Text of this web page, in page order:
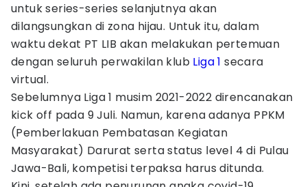
untuk series-series selanjutnya akan
dilangsungkan di zona hijau. Untuk itu, dalam
waktu dekat PT LIB akan melakukan pertemuan
dengan seluruh perwakilan klub Liga 1 secara
virtual.
Sebelumnya Liga 1 musim 2021-2022 direncanakan
kick off pada 9 Juli. Namun, karena adanya PPKM
(Pemberlakuan Pembatasan Kegiatan
Masyarakat) Darurat serta status level 4 di Pulau
Jawa-Bali, kompetisi terpaksa harus ditunda.